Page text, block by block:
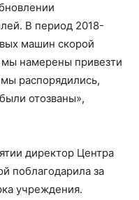
В период 2018-
машин скорой
намерены привезти
распорядились,
отозваны»,
директор Центра
поблагодарила за
учреждения.